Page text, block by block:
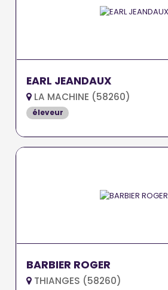
EARL JEANDAUX
LA MACHINE (58260)
éleveur
BARBIER ROGER
THIANGES (58260)